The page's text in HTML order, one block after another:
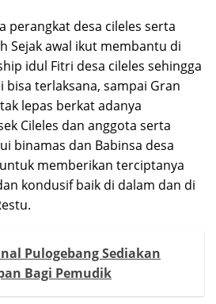
perangkat desa cileles serta
Sejak awal ikut membantu di
idul Fitri desa cileles sehingga
terlaksana, sampai Gran
lepas berkat adanya
Cileles dan anggota serta
binamas dan Babinsa desa
memberikan terciptanya
kondusif baik di dalam dan di
Pulogebang Sediakan
Bagi Pemudik